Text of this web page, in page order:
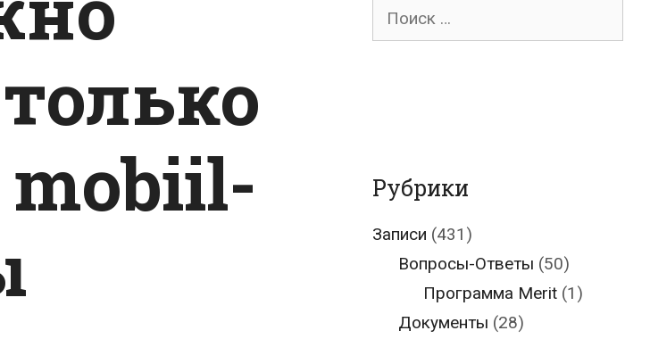
Поиск
Рубрики
Записи (431)
Вопросы-Ответы (50)
Программа Merit (1)
Документы (28)